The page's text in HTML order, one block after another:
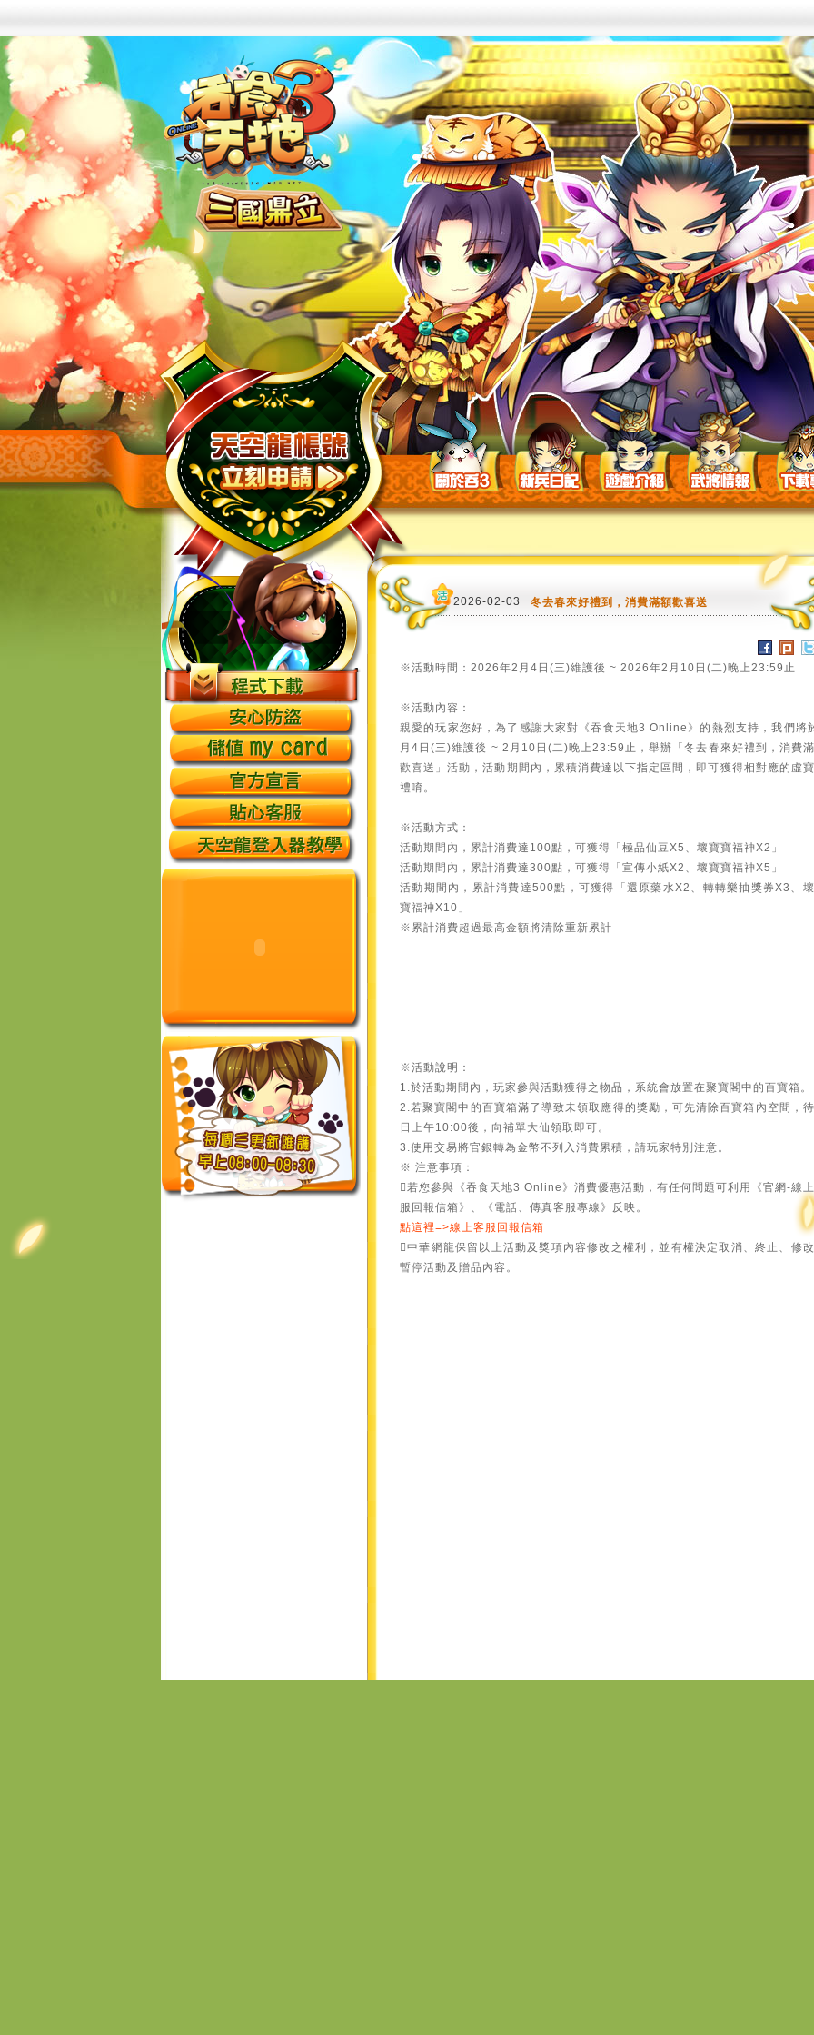
2026-02-03 冬去春來好禮到，消費滿額歡喜送
※活動時間：2026年2月4日(三)維護後 ~ 2026年2月10日(二)晚上23:59止
※活動內容：
親愛的玩家您好，為了感謝大家對《吞食天地3 Online》的熱烈支持，我們將
月4日(三)維護後 ~ 2月10日(二)晚上23:59止，舉辦「冬去春來好禮到，消費
歡喜送」活動，活動期間內，累積消費達以下指定區間，即可獲得相對應的虛
禮唷。
※活動方式：
活動期間內，累計消費達100點，可獲得「極品仙豆X5、壞寶寶福神X2」
活動期間內，累計消費達300點，可獲得「宣傳小紙X2、壞寶寶福神X5」
活動期間內，累計消費達500點，可獲得「還原藥水X2、轉轉樂抽獎券X3、
寶福神X10」
※累計消費超過最高金額將清除重新累計
※活動說明：
1.於活動期間內，玩家參與活動獲得之物品，系統會放置在聚寶閣中的百寶箱。
2.若聚寶閣中的百寶箱滿了導致未領取應得的獎勵，可先清除百寶箱內空間，
日上午10:00後，向補單大仙領取即可。
3.使用交易將官銀轉為金幣不列入消費累積，請玩家特別注意。
※ 注意事項：
若您參與《吞食天地3 Online》消費優惠活動，有任何問題可利用《官網-線
服回報信箱》、《電話、傳真客服專線》反映。
點這裡=>線上客服回報信箱
中華網龍保留以上活動及獎項內容修改之權利，並有權決定取消、終止、修
暫停活動及贈品內容。